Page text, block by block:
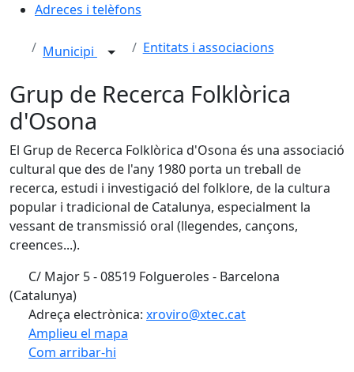
Adreces i telèfons
Municipi Entitats i associacions
Grup de Recerca Folklòrica
d'Osona
El Grup de Recerca Folklòrica d'Osona és una associació
cultural que des de l'any 1980 porta un treball de
recerca, estudi i investigació del folklore, de la cultura
popular i tradicional de Catalunya, especialment la
vessant de transmissió oral (llegendes, cançons,
creences...).
C/ Major 5 - 08519 Folgueroles - Barcelona
(Catalunya)
Adreça electrònica: xroviro@xtec.cat
Amplieu el mapa
Com arribar-hi